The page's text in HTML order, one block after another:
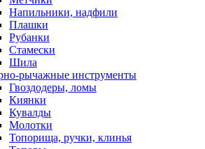
Напильники, надфили
Плашки
Рубанки
Стамески
Шила
рычажные инструменты
Гвоздодеры, ломы
Киянки
Кувалды
Молотки
Топорища, ручки, клинья